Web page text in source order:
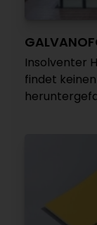
Insolventer
findet